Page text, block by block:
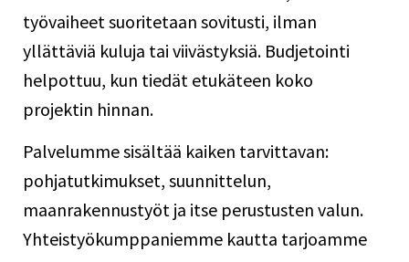
työvaiheet suoritetaan sovitusti, ilman
yllättäviä kuluja tai viivästyksiä. Budjetointi
helpottuu, kun tiedät etukäteen koko
projektin hinnan.
Palvelumme sisältää kaiken tarvittavan:
pohjatutkimukset, suunnittelun,
maanrakennustyöt ja itse perustusten valun.
Yhteistyökumppaniemme kautta tarjoamme